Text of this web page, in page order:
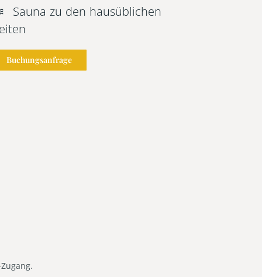
Sauna zu den hausüblichen
Buchungsanfrage